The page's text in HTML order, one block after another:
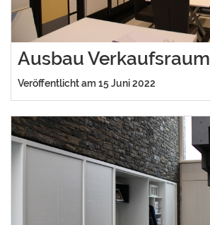
Ausbau Verkaufsraum
Veröffentlicht am 15 Juni 2022